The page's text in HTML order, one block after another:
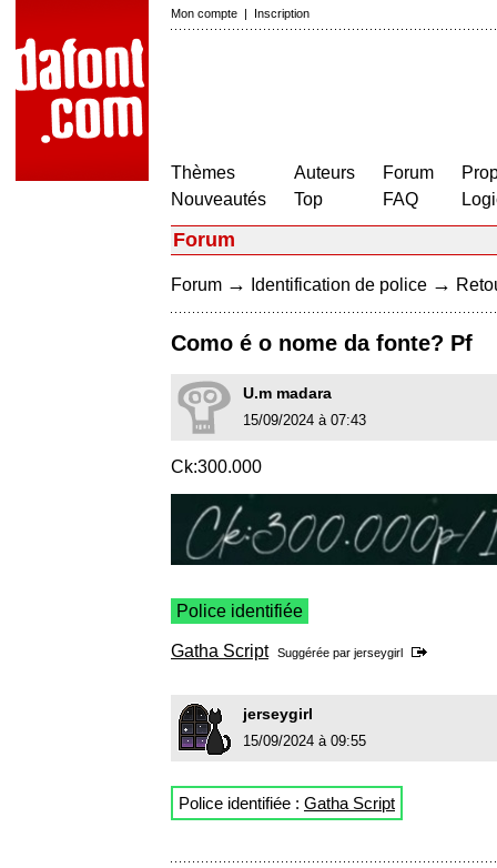
Mon compte | Inscription
Thèmes
Nouveautés
Auteurs
Top
Forum
FAQ
Forum
Forum → Identification de police →
Como é o nome da fonte? Pf
U.m madara
15/09/2024 à 07:43
Ck:300.000
Police identifiée
Gatha Script Suggérée par jerseygirl
jerseygirl
15/09/2024 à 09:55
Police identifiée : Gatha Script